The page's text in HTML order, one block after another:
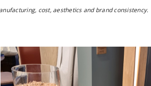
cost, aesthetics and brand consistency.